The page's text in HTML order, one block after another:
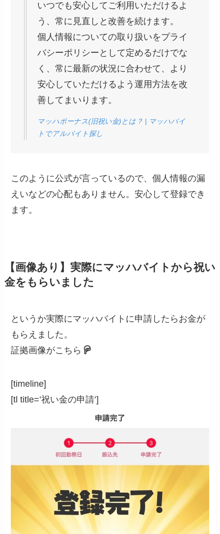
いつでも安心してご利用いただけるよ
う、常に見直しと改善を続けます。
個人情報についての取り扱いをプライ
バシーポリシーとして定めるだけでな
く、常に最新の状況に合わせて、より
安心していただけるよう運用方法を改
善してまいります。
マッハボーナス(旧祝い金)とは？ | マッハバイ
トでアルバイト探し
このように公式が言っているので、個人情報の漏
えいなどの心配もありません。安心して登録でき
ます。
【画像あり】実際にマッハバイトから祝い
金をもらいました
というか実際にマッハバイトに申請したらお金が
もらえました。
証拠画像がこちら
[timeline]
[tl title=’祝い金の申請’]